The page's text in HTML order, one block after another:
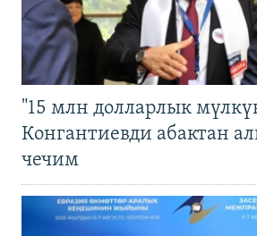
"15 млн долларлык
Конгантиевди абактан
чечим